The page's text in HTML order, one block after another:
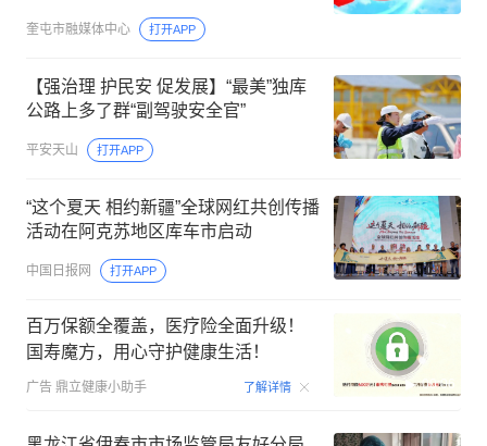
奎屯市融媒体中心 打开APP
【强治理 护民安 促发展】“最美”独库
公路上多了群“副驾驶安全官”
平安天山 打开APP
“这个夏天 相约新疆”全球网红共创传播
活动在阿克苏地区库车市启动
中国日报网 打开APP
百万保额全覆盖，医疗险全面升级！
国寿魔方，用心守护健康生活！
广告 鼎立健康小助手 了解详情 00:06